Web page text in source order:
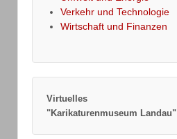
Verkehr und Technologie
Wirtschaft und Finanzen
Virtuelles
"Karikaturenmuseum Landau"